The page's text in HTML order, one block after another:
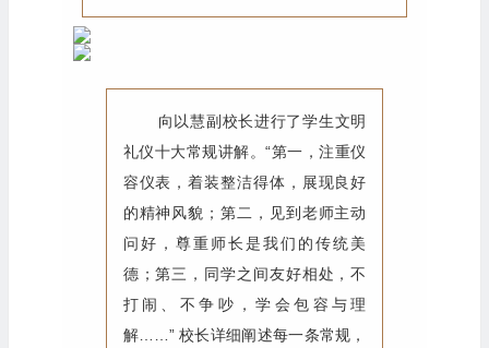
向以慧副校长进行了学生文明
礼仪十大常规讲解。“第一，注重仪
容仪表，着装整洁得体，展现良好
的精神风貌；第二，见到老师主动
问好，尊重师长是我们的传统美
德；第三，同学之间友好相处，不
打闹、不争吵，学会包容与理
解……” 校长详细阐述每一条常规，